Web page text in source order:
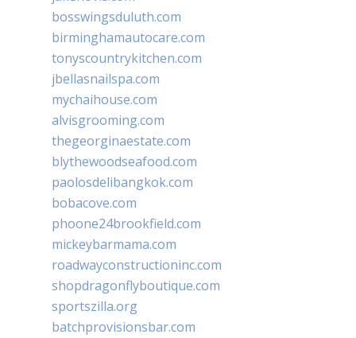
bosswingsduluth.com
birminghamautocare.com
tonyscountrykitchen.com
jbellasnailspa.com
mychaihouse.com
alvisgrooming.com
thegeorginaestate.com
blythewoodseafood.com
paolosdelibangkok.com
bobacove.com
phoone24brookfield.com
mickeybarmama.com
roadwayconstructioninc.com
shopdragonflyboutique.com
sportszilla.org
batchprovisionsbar.com